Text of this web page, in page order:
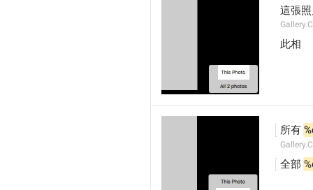
這張
此相
所有
全部